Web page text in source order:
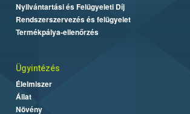
Nyilvántartási és Felügyeleti Díj
Rendszerszervezés és felügyelet
Termékpálya-ellenőrzés
Ügyintézés
Élelmiszer
Állat
Növény